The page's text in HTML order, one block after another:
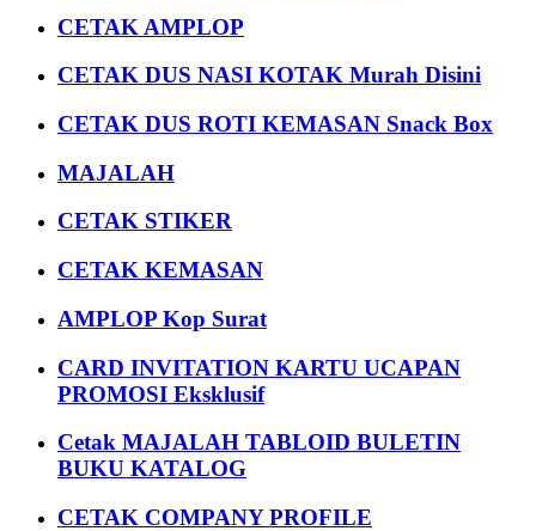
CETAK AMPLOP
CETAK DUS NASI KOTAK Murah Disini
CETAK DUS ROTI KEMASAN Snack Box
MAJALAH
CETAK STIKER
CETAK KEMASAN
AMPLOP Kop Surat
CARD INVITATION KARTU UCAPAN
PROMOSI Eksklusif
Cetak MAJALAH TABLOID BULETIN
BUKU KATALOG
CETAK COMPANY PROFILE